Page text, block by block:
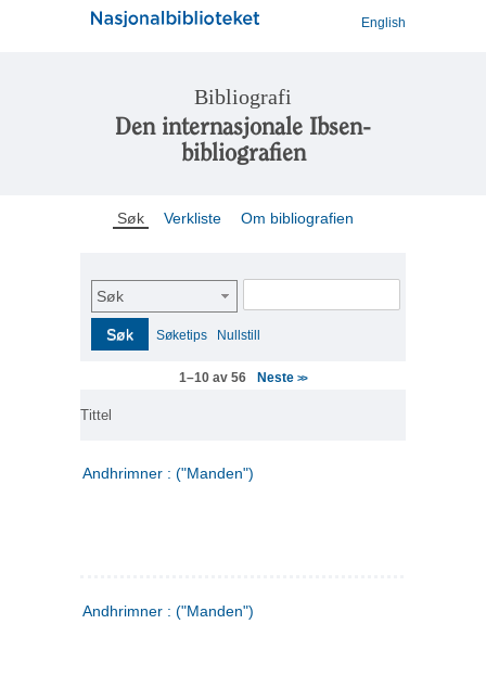
English
Bibliografi
Den internasjonale Ibsen-
bibliografien
Søk Verkliste Om bibliografien
Søk
Søk Søketips Nullstill
1–10 av 56 Neste>>
Tittel
Andhrimner : ("Manden")
Andhrimner : ("Manden")